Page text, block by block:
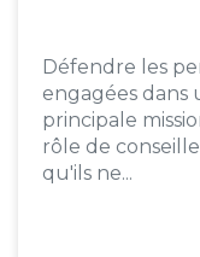
Défendre les
engagées dans
principale
rôle de
qu'ils ne...